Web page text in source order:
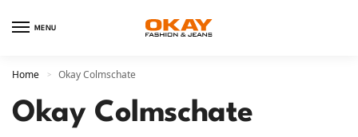
MENU
Home > Okay Colmschate
Okay Colmschate